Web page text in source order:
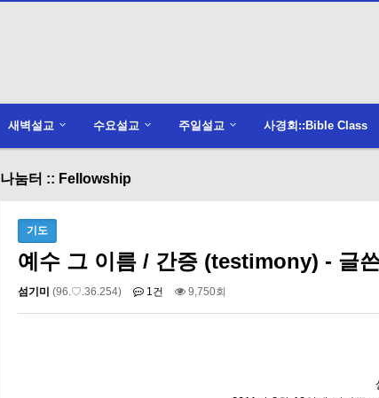
새벽설교 수요설교 주일설교 사경회::Bible Class
나눔터 :: Fellowship
기도
예수 그 이름 / 간증 (testimony) - 글
섬기미 (96.♡.36.254) 1건 9,750회